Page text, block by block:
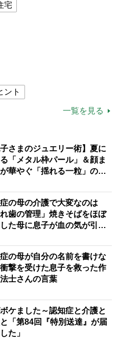
宅
ント
ル術
一覧を見る
子さまのジュエリー術】夏に
「メタル枠パール」＆顔ま
華やぐ「揺れる一粒」の使
の母の介護で大変なのは
れ歯の管理」焼きそばをほぼ
た母に息子が血の気が引い
の母が自分の名前を書けな
撃を受けた息子を救った作
士さんの言葉
ケました～認知症と介護と
「第84回『特別送達』が届
た」